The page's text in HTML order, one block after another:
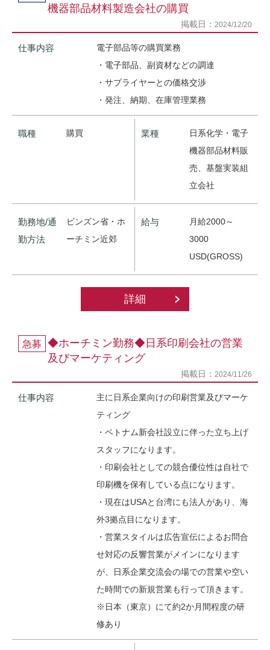
機器部品材料製造会社の購買
掲載日： 2024/12/20
仕事内容
電子部品等の購買業務
・電子部品、副資材などの調達
・サプライヤーとの価格交渉
・発注、納期、在庫管理業務
職種 購買 業種
日系化学・電子
機器部品材料販
売、基盤実装組
立会社
勤務地/通
勤方法
ビンズン省・ホ
ーチミン近郊
給与
月給2000～
3000
USD(GROSS)
詳細
急募
◆ホーチミン勤務◆日系印刷会社の営業
及びマーケティング
掲載日： 2024/11/26
仕事内容
主に日系企業向けの印刷営業及びマーケ
ティング
・ベトナム新会社設立に伴った立ち上げ
スタッフになります。
・印刷会社としての競合優位性は自社で
印刷機を保有している点になります。
・現在はUSAと台湾にも法人があり、海
外3拠点目になります。
・営業スタイルは広告宣伝によるお問合
せ対応の反響営業がメインになります
が、日系企業交流会の場での営業や空い
た時間での新規営業も行って頂きます。
※日本（東京）にて約2か月間程度の研
修あり